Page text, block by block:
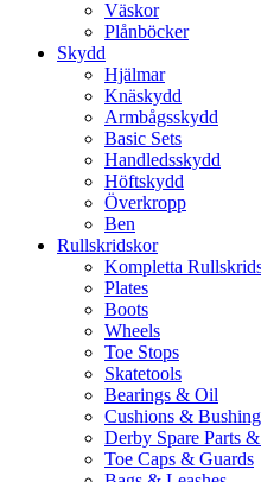
Väskor
Plånböcker
Skydd
Hjälmar
Knäskydd
Armbågsskydd
Basic Sets
Handledsskydd
Höftskydd
Överkropp
Ben
Rullskridskor
Kompletta
Plates
Boots
Wheels
Toe Stops
Skatetools
Bearings & Oil
Cushions &
Derby Spare Parts
Toe Caps & Guards